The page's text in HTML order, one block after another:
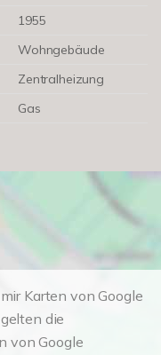
1955
Wohngebäude
Zentralheizung
Gas
Karten von Google
die
von Google